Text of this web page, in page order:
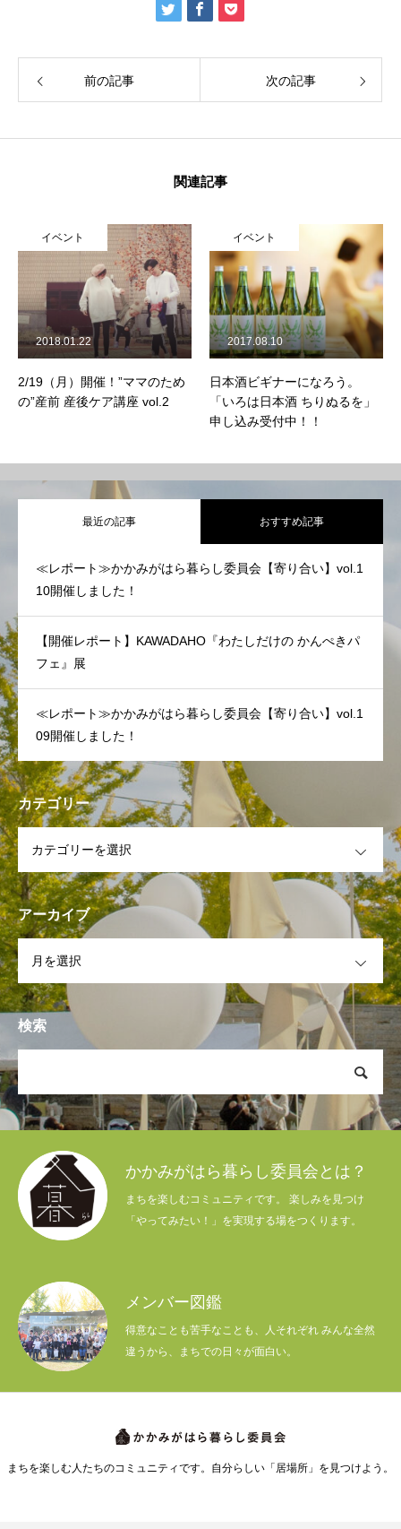
Instagram 最新のイベント情報を発信中
かかみがはら暮らし委員会とは？ メンバー図鑑 活動内容 寄り合
前の記事 次の記事
関連記事
イベント
2/19（月）開催！”ママのため
の”産前 産後ケア講座 vol.2
2018.01.22
イベント
日本酒ビギナーになろう。
「いろは日本酒 ちりぬるを」
申し込み受付中！！
2017.08.10
最近の記事 おすすめ記事
≪レポート≫かかみがはら暮らし委員会【寄り合い】vol.1
10開催しました！
【開催レポート】KAWADAHO『わたしだけの かんぺきパ
フェ』展
≪レポート≫かかみがはら暮らし委員会【寄り合い】vol.1
09開催しました！
カテゴリー
アーカイブ
検索
かかみがはら暮らし委員会とは？
まちを楽しむコミュニティです。 楽しみを見つけ
「やってみたい！」を実現する場をつくります。
メンバー図鑑
得意なことも苦手なことも、人それぞれ みんな全然
違うから、まちでの日々が面白い。
まちを楽しむ人たちのコミュニティです。自分らしい「居場所」を見つけよう。